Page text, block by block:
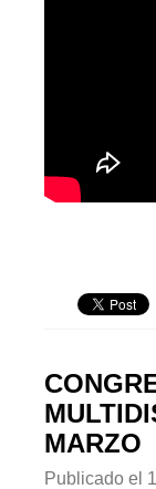
MARZO
Publicado el